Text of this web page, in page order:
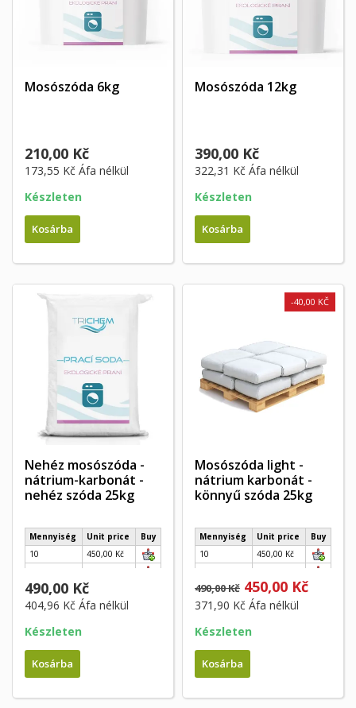
Mosószóda 6kg
210,00 Kč
173,55 Kč Áfa nélkül
Készleten
Kosárba
Mosószóda 12kg
390,00 Kč
322,31 Kč Áfa nélkül
Készleten
Kosárba
Nehéz mosószóda -
nátrium-karbonát -
nehéz szóda 25kg
Mennyiség Unit price
Buy
10
450,00 Kč
490,00 Kč
404,96 Kč Áfa nélkül
Készleten
Kosárba
Mosószóda light -
nátrium karbonát -
könnyű szóda 25kg
Mennyiség Unit price
Buy
10
450,00 Kč
490,00 Kč
-40,00 KČ
450,00 Kč
371,90 Kč Áfa nélkül
Készleten
Kosárba